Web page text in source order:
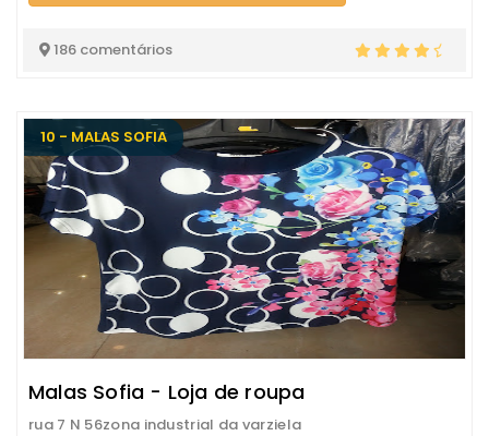
186 comentários
10 - MALAS SOFIA
Malas Sofia - Loja de roupa
rua 7 N 56zona industrial da varziela